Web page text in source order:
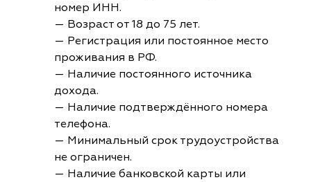
номер ИНН.
— Возраст от 18 до 75 лет.
— Регистрация или постоянное место
проживания в РФ.
— Наличие постоянного источника
дохода.
— Наличие подтверждённого номера
телефона.
— Минимальный срок трудоустройства
не ограничен.
— Наличие банковской карты или